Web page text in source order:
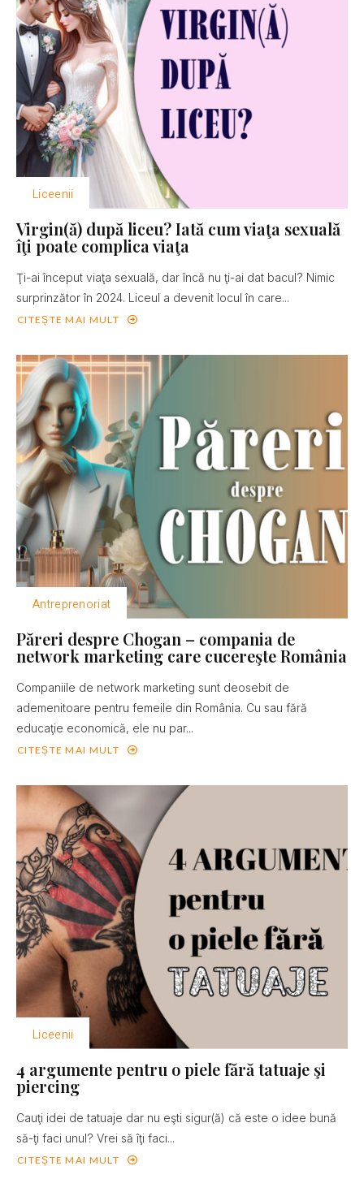
Liceenii
Virgin(ă) după liceu? Iată cum viaţa sexuală
îţi poate complica viaţa
Ţi-ai început viaţa sexuală, dar încă nu ţi-ai dat bacul? Nimic
surprinzător în 2024. Liceul a devenit locul în care...
CITEȘTE MAI MULT
Antreprenoriat
Păreri despre Chogan – compania de
network marketing care cucereşte România
Companiile de network marketing sunt deosebit de
ademenitoare pentru femeile din România. Cu sau fără
educaţie economică, ele nu par...
CITEȘTE MAI MULT
Liceenii
4 argumente pentru o piele fără tatuaje şi
piercing
Cauţi idei de tatuaje dar nu eşti sigur(ă) că este o idee bună
să-ţi faci unul? Vrei să îţi faci...
CITEȘTE MAI MULT